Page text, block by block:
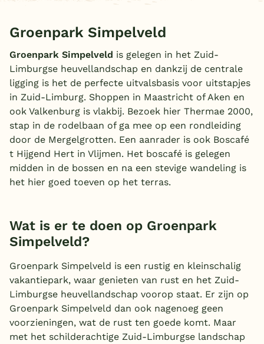
Onze e-boeken
Groenpark Simpelveld
Groenpark Simpelveld is gelegen in het Zuid-
Limburgse heuvellandschap en dankzij de centrale
ligging is het de perfecte uitvalsbasis voor uitstapjes
in Zuid-Limburg. Shoppen in Maastricht of Aken en
ook Valkenburg is vlakbij. Bezoek hier Thermae 2000,
stap in de rodelbaan of ga mee op een rondleiding
door de Mergelgrotten. Een aanrader is ook Boscafé
t Hijgend Hert in Vlijmen. Het boscafé is gelegen
midden in de bossen en na een stevige wandeling is
het hier goed toeven op het terras.
Wat is er te doen op Groenpark
Simpelveld?
Groenpark Simpelveld is een rustig en kleinschalig
vakantiepark, waar genieten van rust en het Zuid-
Limburgse heuvellandschap voorop staat. Er zijn op
Groenpark Simpelveld dan ook nagenoeg geen
voorzieningen, wat de rust ten goede komt. Maar
met het schilderachtige Zuid-Limburgse landschap